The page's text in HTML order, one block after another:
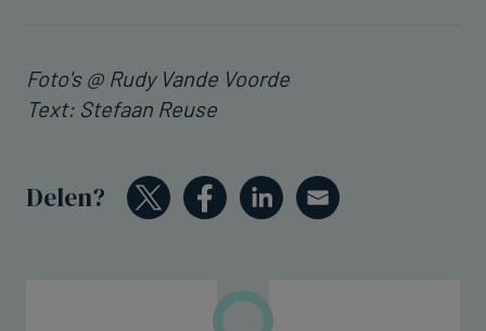
Foto's @ Rudy Vande Voorde
Text: Stefaan Reuse
Delen?